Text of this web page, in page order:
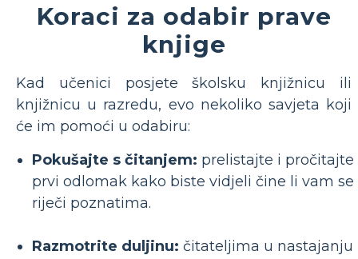
Koraci za odabir prave
knjige
Kad učenici posjete školsku knjižnicu ili
knjižnicu u razredu, evo nekoliko savjeta koji
će im pomoći u odabiru:
Pokušajte s čitanjem: prelistajte i pročitajte
prvi odlomak kako biste vidjeli čine li vam se
riječi poznatima.
Razmotrite duljinu: čitateljima u nastajanju